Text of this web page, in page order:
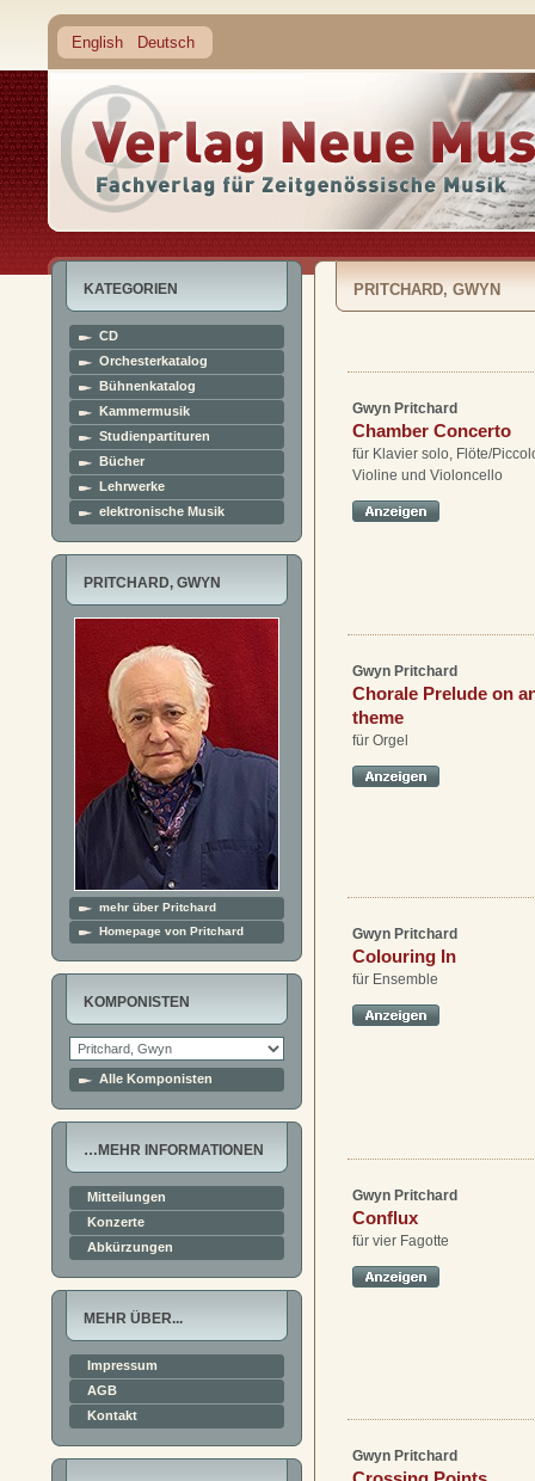
English Deutsch
KATEGORIEN
CD
Orchesterkatalog
Bühnenkatalog
Kammermusik
Studienpartituren
Bücher
Lehrwerke
elektronische Musik
PRITCHARD, GWYN
mehr über Pritchard
Homepage von Pritchard
KOMPONISTEN
Alle Komponisten
…MEHR INFORMATIONEN
Mitteilungen
Konzerte
Abkürzungen
MEHR ÜBER...
Impressum
AGB
Kontakt
PRITCHARD, GWYN
Gwyn Pritchard
Chamber Concerto
für Klavier solo, Flöte/
Violine und Violoncello
Gwyn Pritchard
Chorale Prelude on
theme
für Orgel
Gwyn Pritchard
Colouring In
für Ensemble
Gwyn Pritchard
Conflux
für vier Fagotte
Gwyn Pritchard